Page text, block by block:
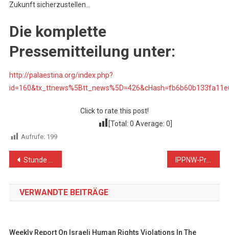
Zukunft sicherzustellen…
Die komplette
Pressemitteilung unter:
http://palaestina.org/index.php?
Click to rate this post!
[Total: 0 Average: 0
Aufrufe: 199
Beitragsnavigation
Stunde der Profiteure IPPNW-Pressemitteilung vom 22.1.2015
VERWANDTE BEITRÄGE
Weekly Report On Israeli Human Rights Violations In The